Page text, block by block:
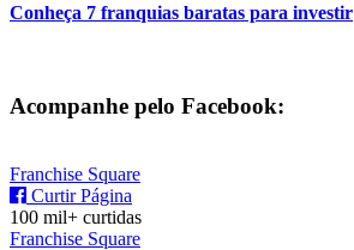
Conheça 7 franquias baratas para investir
Acompanhe pelo Facebook:
Franchise Square
Curtir Página
100 mil+ curtidas
Franchise Square